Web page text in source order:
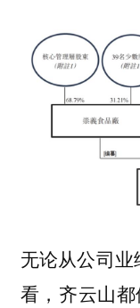
无论从公司
看，齐云山都